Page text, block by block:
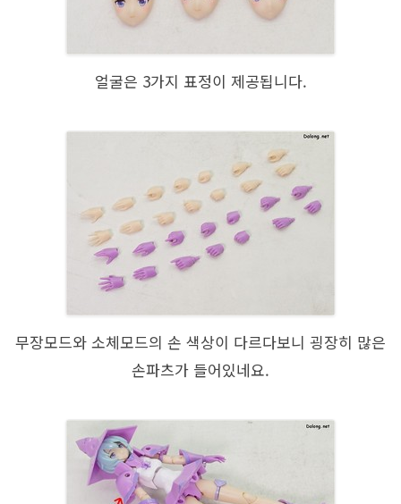
얼굴은 3가지 표정이 제공됩니다.
무장모드와 소체모드의 손 색상이 다르다보니 굉장히 많은
손파츠가 들어있네요.